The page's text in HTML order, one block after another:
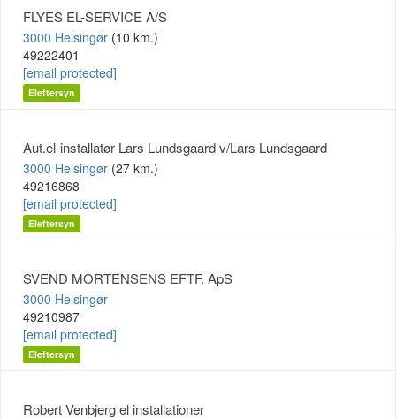
FLYES EL-SERVICE A/S
3000 Helsingør (10 km.)
49222401
[email protected]
Eleftersyn
Aut.el-installatør Lars Lundsgaard v/Lars Lundsgaard
3000 Helsingør (27 km.)
49216868
[email protected]
Eleftersyn
SVEND MORTENSENS EFTF. ApS
3000 Helsingør
49210987
[email protected]
Eleftersyn
Robert Venbjerg el installationer